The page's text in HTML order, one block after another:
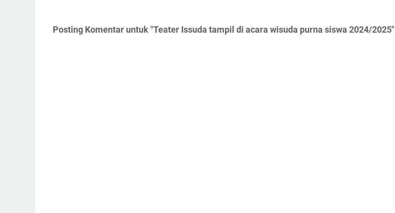
Posting Komentar untuk "Teater Issuda tampil di acara wisuda purna siswa 2024/2025"